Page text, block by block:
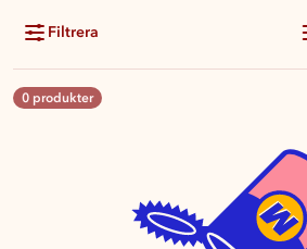
Filtrera
0 produkter